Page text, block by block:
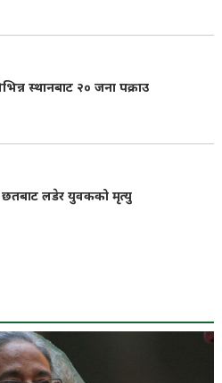
स्थानबाट २० जना पक्राउ
छतबाट लडेर युवकको मृत्यु